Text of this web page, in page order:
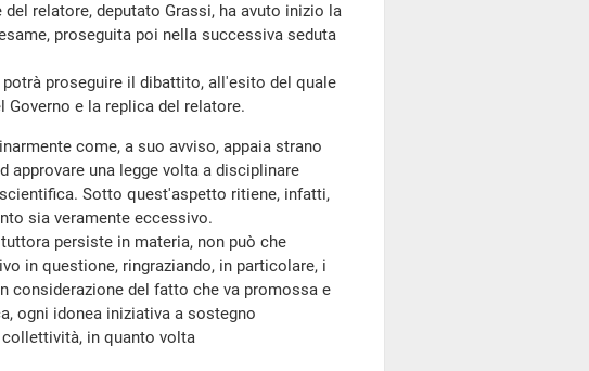
relatore, deputato Grassi, ha avuto inizio la
proseguita poi nella successiva seduta
proseguire il dibattito, all'esito del quale
e la replica del relatore.
come, a suo avviso, appaia strano
approvare una legge volta a disciplinare
Sotto quest'aspetto ritiene, infatti,
sia veramente eccessivo.
persiste in materia, non può che
in questione, ringraziando, in particolare, i
considerazione del fatto che va promossa e
ogni idonea iniziativa a sostegno
in quanto volta